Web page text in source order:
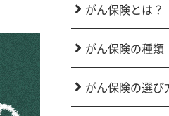
がん保険とは？
がん保険の種類
がん保険の選び